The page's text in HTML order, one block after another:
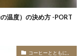
温度）の決め方 -PORT
コーヒーとともに。